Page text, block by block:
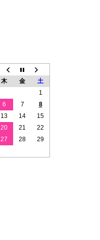
木 金
土
1
6 7
8
13 14
15
20 21
22
27 28
29